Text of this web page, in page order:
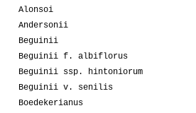
Alonsoi
Andersonii
Beguinii
Beguinii f. albiflorus
Beguinii ssp. hintoniorum
Beguinii v. senilis
Boedekerianus